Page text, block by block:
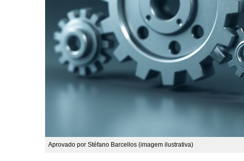
Aprovado por Stéfano Barcellos (imagem ilustrativa)